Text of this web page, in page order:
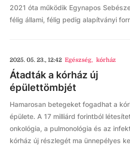
2021 óta működik Egynapos
félig állami, félig pedig alapítványi
2025. 05. 23., 12:42 Egészség, kórház
Átadták a kórház új
épülettömbjét
Hamarosan betegeket fogadhat a
épülete. A 17 milliárd forintból
onkológia, a pulmonológia és az
kórház új részlegét ma ünnepélyes